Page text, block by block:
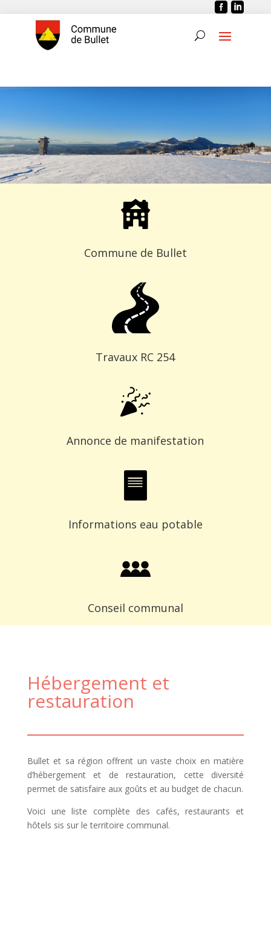
 
Commune de Bullet
Travaux RC 254
Annonce de manifestation
Informations eau potable
Conseil communal
Hébergement et
restauration
Bullet et sa région offrent un vaste choix en matière
d’hébergement et de restauration, cette diversité
permet de satisfaire aux goûts et au budget de chacun.
Voici une liste complète des cafés, restaurants et
hôtels sis sur le territoire communal.